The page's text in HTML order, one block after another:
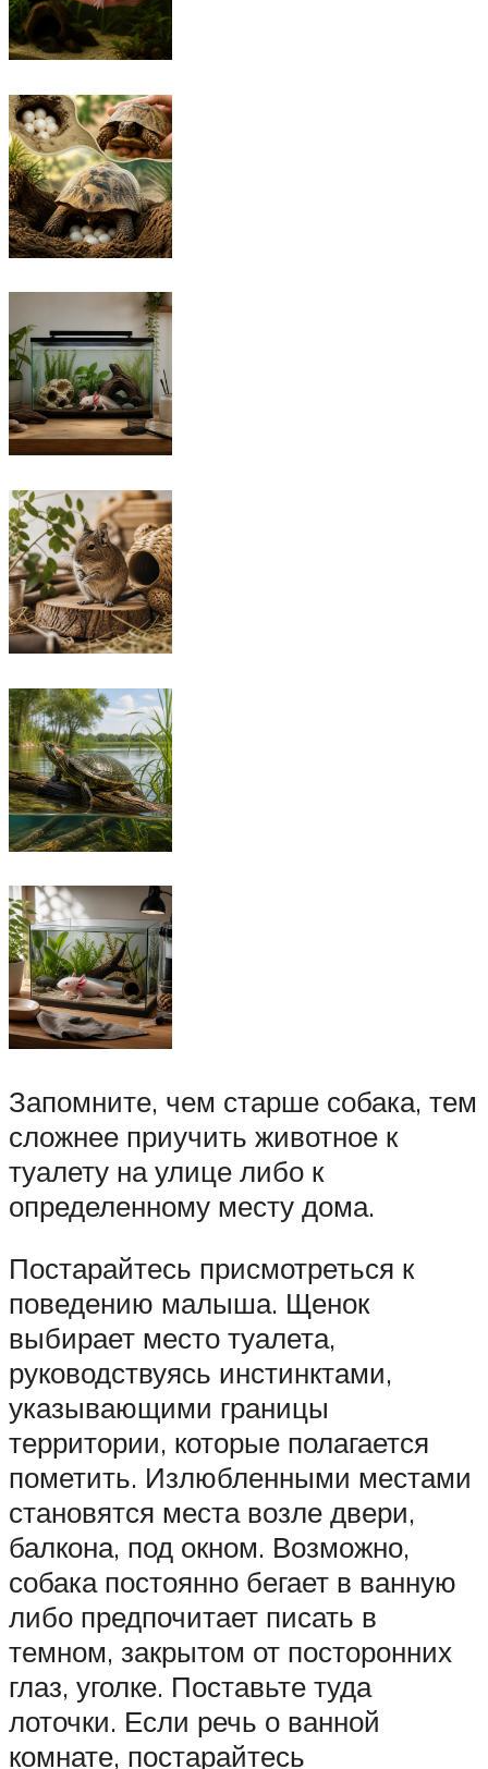
Запомните, чем старше собака, тем
сложнее приучить животное к
туалету на улице либо к
определенному месту дома.
Постарайтесь присмотреться к
поведению малыша. Щенок
выбирает место туалета,
руководствуясь инстинктами,
указывающими границы
территории, которые полагается
пометить. Излюбленными местами
становятся места возле двери,
балкона, под окном. Возможно,
собака постоянно бегает в ванную
либо предпочитает писать в
темном, закрытом от посторонних
глаз, уголке. Поставьте туда
лоточки. Если речь о ванной
комнате, постарайтесь